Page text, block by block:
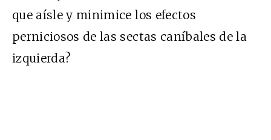
que aísle y minimice los efectos
perniciosos de las sectas caníbales de la
izquierda?